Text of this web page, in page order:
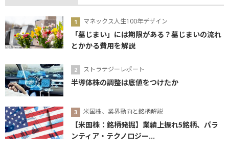
マネックス人生100年デザイン
「墓じまい」には期限がある？墓じまいの流れ
とかかる費用を解説
ストラテジーレポート
半導体株の調整は底値をつけたか
米国株、業界動向と銘柄解説
【米国株：銘柄発掘】業績上振れ5銘柄、パラ
ンティア・テクノロジー...